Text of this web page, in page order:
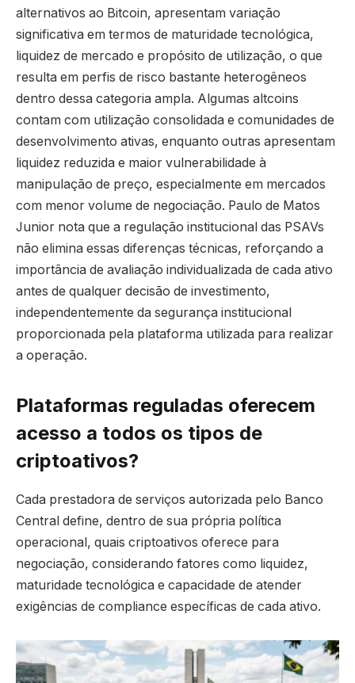
alternativos ao Bitcoin, apresentam variação
significativa em termos de maturidade tecnológica,
liquidez de mercado e propósito de utilização, o que
resulta em perfis de risco bastante heterogêneos
dentro dessa categoria ampla. Algumas altcoins
contam com utilização consolidada e comunidades de
desenvolvimento ativas, enquanto outras apresentam
liquidez reduzida e maior vulnerabilidade à
manipulação de preço, especialmente em mercados
com menor volume de negociação. Paulo de Matos
Junior nota que a regulação institucional das PSAVs
não elimina essas diferenças técnicas, reforçando a
importância de avaliação individualizada de cada ativo
antes de qualquer decisão de investimento,
independentemente da segurança institucional
proporcionada pela plataforma utilizada para realizar
a operação.
Plataformas reguladas oferecem
acesso a todos os tipos de
criptoativos?
Cada prestadora de serviços autorizada pelo Banco
Central define, dentro de sua própria política
operacional, quais criptoativos oferece para
negociação, considerando fatores como liquidez,
maturidade tecnológica e capacidade de atender
exigências de compliance específicas de cada ativo.